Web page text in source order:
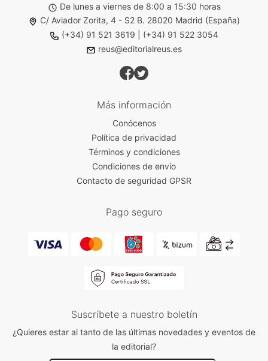
De lunes a viernes de 8:00 a 15:30 horas
C/ Aviador Zorita, 4 - S2 B. 28020 Madrid (España)
(+34) 91 521 3619
(+34) 91 522 3054
reus@editorialreus.es
Más información
Conócenos
Política de privacidad
Términos y condiciones
Condiciones de envío
Contacto de seguridad GPSR
Pago seguro
Suscríbete a nuestro boletín
¿Quieres estar al tanto de las últimas novedades y eventos de
la editorial?